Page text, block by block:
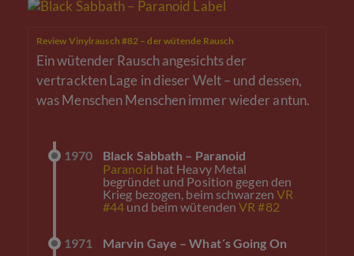
Review Vinylrausch #82 – der wütende Rausch
Ein wütender Rausch angesichts der
vertrackten Lage in dieser Welt – und dessen,
was Menschen Menschen immer wieder antun.
1970
Black Sabbath – Paranoid
Paranoid hat Heavy Metal
begründet und Position gegen den
Krieg bezogen, beim schwarzen VR
#44 und beim wütendenVR #82
1971
Marvin Gaye – What´s Going On